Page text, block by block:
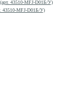
43510-MFJ-D01Б/У)